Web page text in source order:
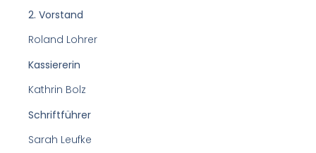
2. Vorstand
Roland Lohrer
Kassiererin
Kathrin Bolz
Schriftführer
Sarah Leufke